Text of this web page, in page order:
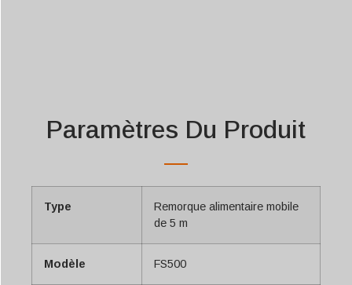
Paramètres Du Produit
Type
Remorque alimentaire mobile
de 5 m
Modèle FS500